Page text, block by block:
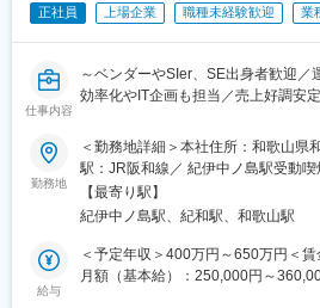
就業形態は下記いずれかの就業形態
■リモートワーク
参加プロジェクトごとに異なります
■教育・研修体制
・当社ではエンジニア第一の考えの
ンから受け入れ後のフォローまでを
また、技術管理担当と営業が定期的
場に問題がないかを確認します。エ
のアドバイスをキャリアコンサルタ
で、「働きやすい環境」を実現して
正社員 上場企業 職種未経験歓迎 業
仕事内容
～ベンダーやSIer、SE出身者歓迎／
効率化やIT企画も担当／売上好調安
■業務
・スマホ、カメラ、医療機器、車な
の中で電気を伝える「配線板」メーカ
・RPAを活用した業務効率化や社内
し、ゆくゆくは基幹システムの企画
担当いただける方を募集しています！
勤務地
＜勤務地詳細＞本社住所：和歌山県
駅：JR阪和線／ 紀伊中ノ島駅受動
範囲：会社の定める事業所
【最寄り駅】
紀伊中ノ島駅、紀和駅、和歌山駅
給与
＜予定年収＞400万円～650万円＜
月額（基本給）：250,000円～